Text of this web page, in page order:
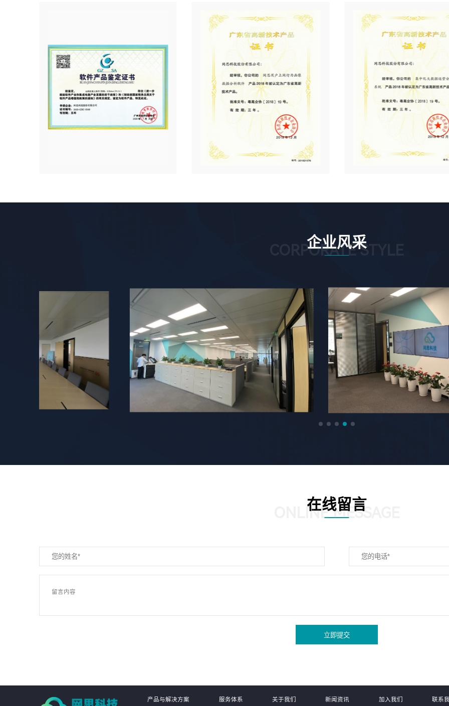
企业风采
CORPORATE STYLE
在线留言
ONLINE MESSAGE
立即提交
产品与解决方案 服务体系 关于我们 新闻资讯 加入我们 联系